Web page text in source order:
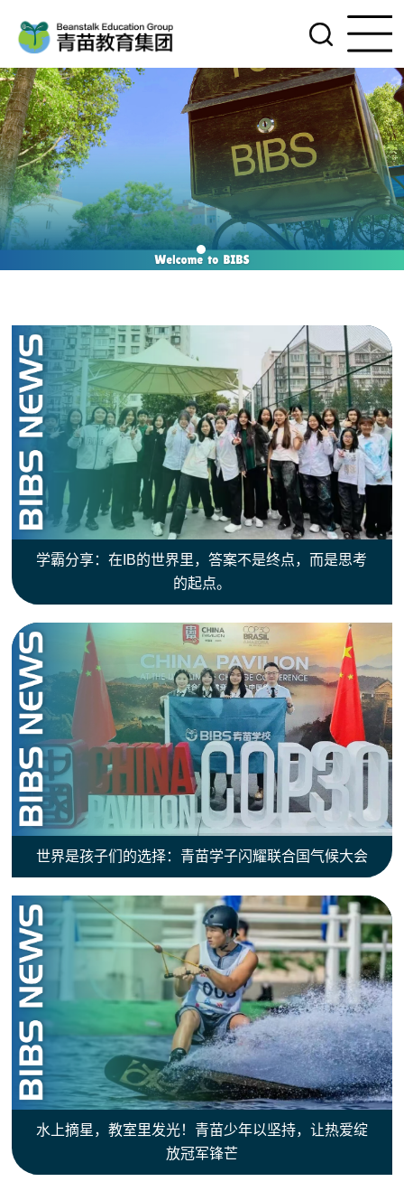
学霸分享：在IB的世界里，答案不是终点，而是思考
的起点。
世界是孩子们的选择：青苗学子闪耀联合国气候大会
水上摘星，教室里发光！青苗少年以坚持，让热爱绽
放冠军锋芒